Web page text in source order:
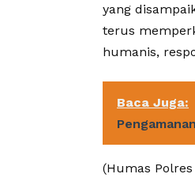
yang
terus
humanis,
Baca Juga:
(Humas